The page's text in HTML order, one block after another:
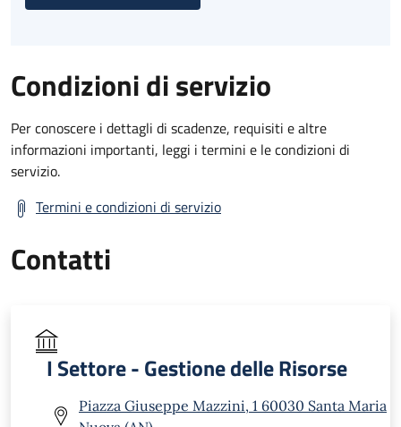
Condizioni di servizio
Per conoscere i dettagli di scadenze, requisiti e altre
informazioni importanti, leggi i termini e le condizioni di
servizio.
Termini e condizioni di servizio
Contatti
I Settore - Gestione delle Risorse
Piazza Giuseppe Mazzini, 1 60030 Santa Maria